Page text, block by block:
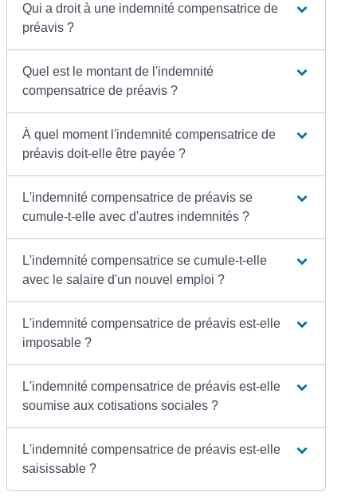
Qui a droit à une indemnité compensatrice de
préavis ?
Quel est le montant de l'indemnité
compensatrice de préavis ?
À quel moment l'indemnité compensatrice de
préavis doit-elle être payée ?
L'indemnité compensatrice de préavis se
cumule-t-elle avec d'autres indemnités ?
L'indemnité compensatrice se cumule-t-elle
avec le salaire d'un nouvel emploi ?
L'indemnité compensatrice de préavis est-elle
imposable ?
L'indemnité compensatrice de préavis est-elle
soumise aux cotisations sociales ?
L'indemnité compensatrice de préavis est-elle
saisissable ?